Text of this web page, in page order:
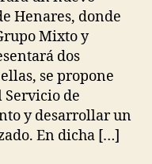
Henares, donde
Mixto y
dos
se propone
Servicio de
y desarrollar un
En dicha […]